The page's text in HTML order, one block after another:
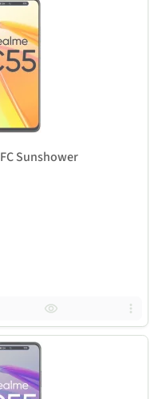
Sunshower